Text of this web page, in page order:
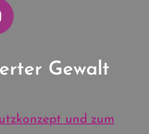
Gewalt
und zum